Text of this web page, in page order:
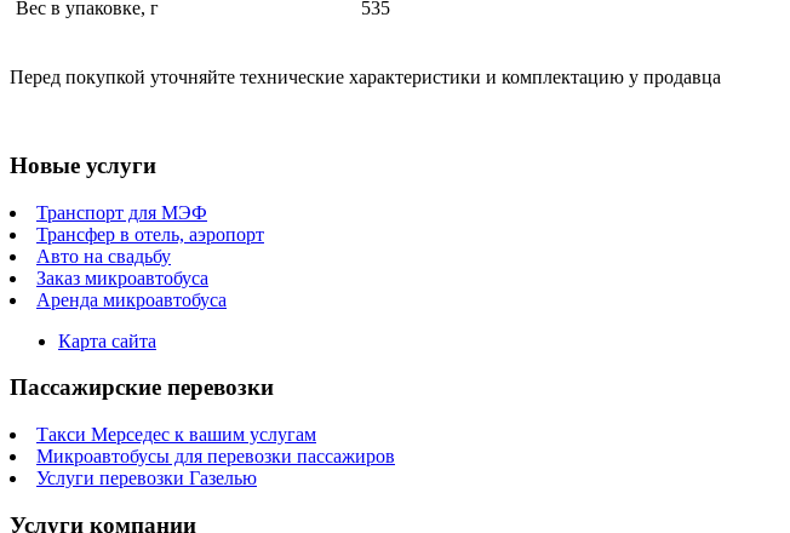
Вес в упаковке, г
535
Перед покупкой уточняйте технические характеристики и комплектацию у продавца
Новые услуги
Транспорт для МЭФ
Трансфер в отель, аэропорт
Авто на свадьбу
Заказ микроавтобуса
Аренда микроавтобуса
Карта сайта
Пассажирские перевозки
Такси Мерседес к вашим услугам
Микроавтобусы для перевозки пассажиров
Услуги перевозки Газелью
Услуги компании